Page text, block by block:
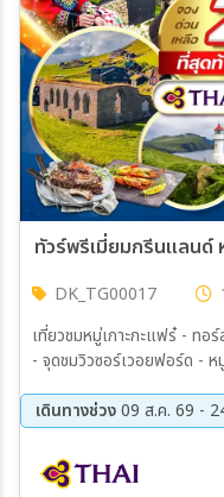
DK_TG00017
เที่ยวชมหมู่เกาะกะแฟร๋ - ทอ
- จุดชมวิวซอร์เวอยฟอร์ด - ห
แซท - ล่องเรือชมฮ่าวดิสโก้
QOORNOQ - ล่องเรือชมป
ปลาแซลมอนรสเลิศ - กุ้งมัง
เดินทางช่วง09 ส.ค. 69 -